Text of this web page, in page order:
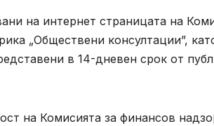
на интернет страницата на
„Обществени консултации”,
в 14-дневен срок от
на Комисията за финансов